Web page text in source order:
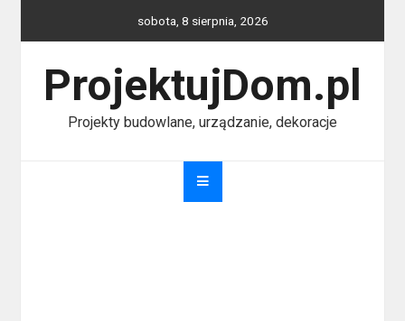
sobota, 8 sierpnia, 2026
ProjektujDom.pl
Projekty budowlane, urządzanie, dekoracje